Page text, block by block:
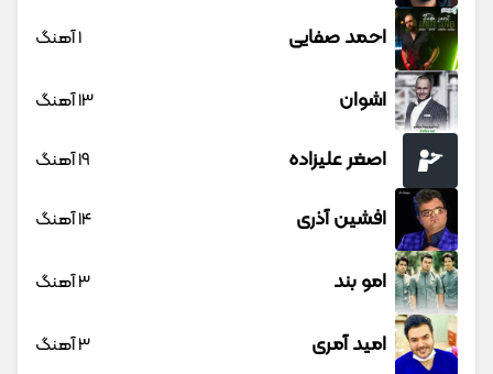
احمد صفایی 1 آهنگ
اشوان 13 آهنگ
اصغر علیزاده 19 آهنگ
افشین آذری 14 آهنگ
امو بند 3 آهنگ
امید آمری 3 آهنگ